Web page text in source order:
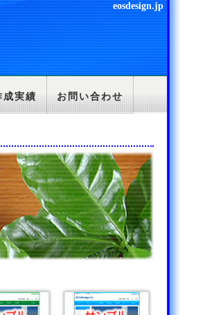
eosdesign.jp
成実績 お問い合わせ